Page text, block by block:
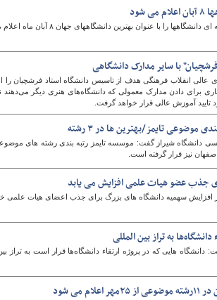
را با عنوان بهترین دانشگاههای جهان ۸ آبان ماه اعلام می کند.
با سایر مدارک دانشگاهی
عالی انقلاب فرهنگی هدف از تاسیس دانشگاه استاد فرشچیان
برای دادن مدارک معمولی که دانشگاه‌های هنری دیگر می‌دهند
تایید آموزش عالی قرار خواهد گرفت.
دانشگاه شیراز گفت: موسسه تایمز رتبه بندی رشته های
جذب عضو هیات علمی افزایش می یابد
سهمیه دانشگاه های بزرگ برای جذب اعضای هیات علمی
دانشگاه‌ها به تراز بین المللی
هایی که در پروژه ارتقاء دانشگاه‌ها قرار است به تراز
می شود